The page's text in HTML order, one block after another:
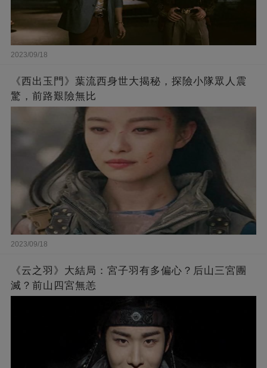
2023/09/18
《西出玉門》葉流西身世大揭秘，探險小隊眾人震
驚，前路艱險無比
2023/09/18
《云之羽》大結局：宮子羽有多偏心？后山三宮團
滅？前山四宮無恙